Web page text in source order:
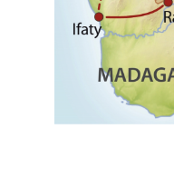
Besuch des Reservats
weitere interessante
sind hier zu Hause.
7. Tag Manakara
Bike Etappe von ca.